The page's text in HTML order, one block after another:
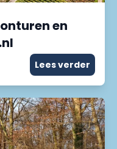
en
Lees verder